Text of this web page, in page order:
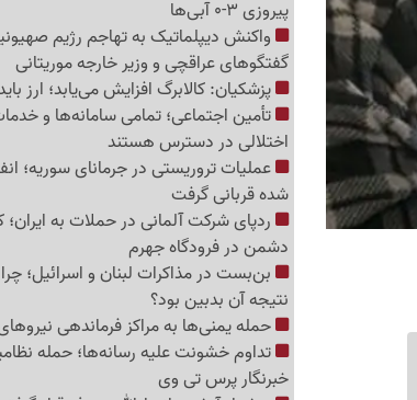
پیروزی 3-0 آبی‌ها
واکنش دیپلماتیک به تهاجم رژیم
گفتگوهای عراقچی و وزیر خارجه موریتانی
پزشکیان: کالابرگ افزایش می‌یابد؛ ارز
تأمین اجتماعی؛ تمامی سامانه‌ها و
اختلالی در دسترس هستند
عملیات تروریستی در جرمانای سوریه؛
شده قربانی گرفت
ردپای شرکت آلمانی در حملات به
دشمن در فرودگاه جهرم
بن‌بست در مذاکرات لبنان و اسرائیل؛ چرا
نتیجه آن بدبین بود؟
حمله یمنی‌ها به مراکز فرماندهی
تداوم خشونت علیه رسانه‌ها؛ حمله
خبرنگار پرس تی وی